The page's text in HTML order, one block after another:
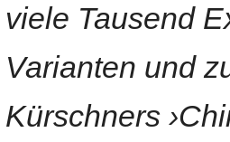
viele Tausend
Varianten und
Kürschners